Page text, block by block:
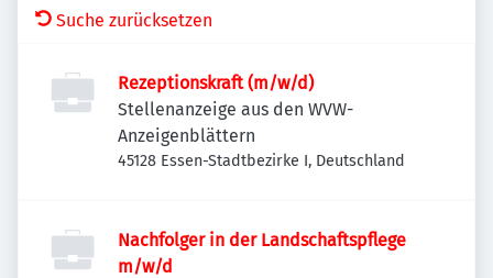
Suche zurücksetzen
Rezeptionskraft (m/w/d)
Stellenanzeige aus den WVW-
Anzeigenblättern
45128 Essen-Stadtbezirke I, Deutschland
Nachfolger in der Landschaftspflege
m/w/d